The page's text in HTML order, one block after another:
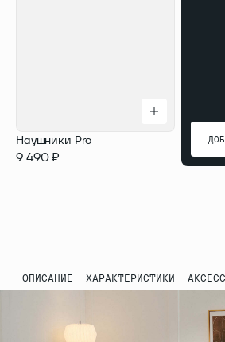
Наушники Pro
9 490 ₽
ОПИСАНИЕ ХАРАКТЕРИСТИКИ